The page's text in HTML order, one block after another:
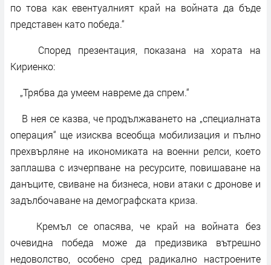
по това как евентуалният край на войната да бъде
представен като победа.“
Според презентация, показана на хората на
Кириенко:
„Трябва да умеем навреме да спрем.“
В нея се казва, че продължаването на „специалната
операция“ ще изисква всеобща мобилизация и пълно
прехвърляне на икономиката на военни релси, което
заплашва с изчерпване на ресурсите, повишаване на
данъците, свиване на бизнеса, нови атаки с дронове и
задълбочаване на демографската криза.
Кремъл се опасява, че край на войната без
очевидна победа може да предизвика вътрешно
недоволство, особено сред радикално настроените